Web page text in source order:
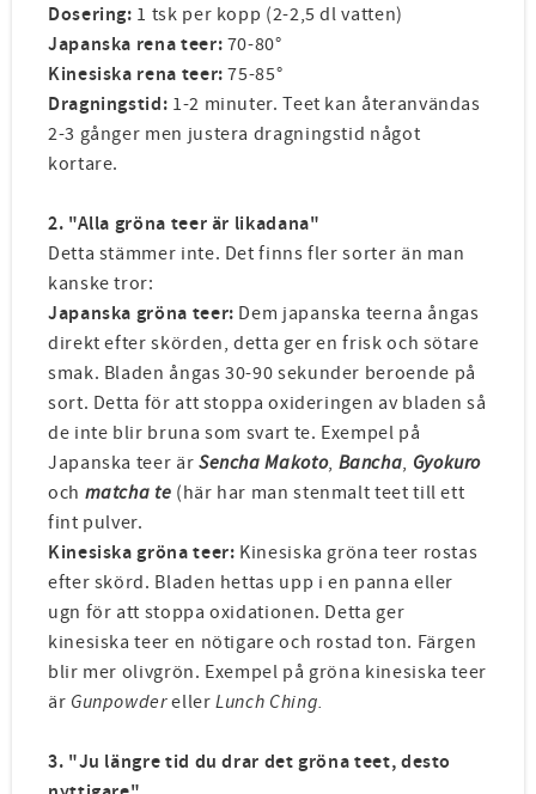
Dosering: 1 tsk per kopp (2-2,5 dl vatten)
Japanska rena teer: 70-80°
Kinesiska rena teer:75-85°
Dragningstid: 1-2 minuter. Teet kan återanvändas
2-3 gånger men justera dragningstid något
kortare.
2. "Alla gröna teer är likadana"
Detta stämmer inte. Det finns fler sorter än man
kanske tror:
Japanska gröna teer: Dem japanska teerna ångas
direkt efter skörden, detta ger en frisk och sötare
smak. Bladen ångas 30-90 sekunder beroende på
sort. Detta för att stoppa oxideringen av bladen så
de inte blir bruna som svart te. Exempel på
Japanska teer är Sencha Makoto, Bancha, Gyokuro
och matcha te (här har man stenmalt teet till ett
fint pulver.
Kinesiska gröna teer: Kinesiska gröna teer rostas
efter skörd. Bladen hettas upp i en panna eller
ugn för att stoppa oxidationen. Detta ger
kinesiska teer en nötigare och rostad ton. Färgen
blir mer olivgrön. Exempel på gröna kinesiska teer
är GunpowderellerLunch Ching.
3. "Ju längre tid du drar det gröna teet, desto